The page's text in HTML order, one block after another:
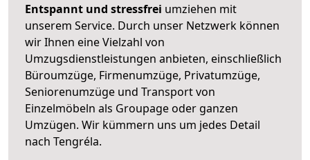
Entspannt und stressfrei umziehen mit
unserem Service. Durch unser Netzwerk können
wir Ihnen eine Vielzahl von
Umzugsdienstleistungen anbieten, einschließlich
Büroumzüge, Firmenumzüge, Privatumzüge,
Seniorenumzüge und Transport von
Einzelmöbeln als Groupage oder ganzen
Umzügen. Wir kümmern uns um jedes Detail
nach Tengréla.